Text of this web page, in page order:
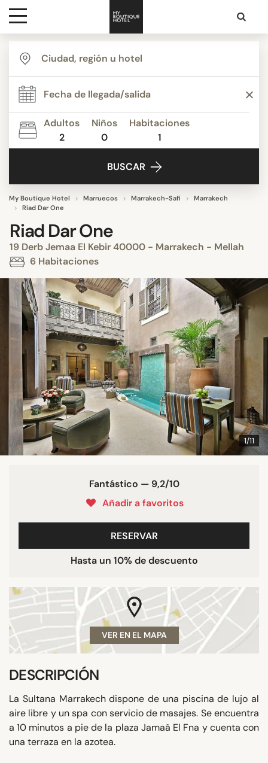
Destinos
Inspiración
Contacto
Adultos
2
Niños
0
Habitaciones
1
BUSCAR
My Boutique Hotel Marruecos Marrakech-Safi
Marrakech
Riad Dar One
Riad Dar One
19 Derb Jemaa El Kebir 40000 - Marrakech - Mellah
6 Habitaciones
1/11
Fantástico — 9,2/10
Añadir a favoritos
RESERVAR
Hasta un 10% de descuento
VER EN EL MAPA
DESCRIPCIÓN
La Sultana Marrakech dispone de una piscina de lujo al
aire libre y un spa con servicio de masajes. Se encuentra
a 10 minutos a pie de la plaza Jamaâ El Fna y cuenta con
una terraza en la azotea.